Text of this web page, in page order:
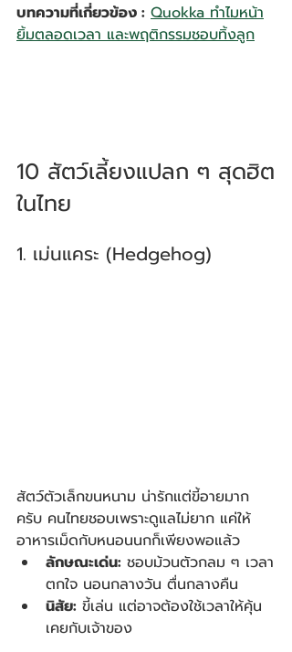
บทความที่เกี่ยวข้อง : Quokka ทำไมหน้า
ยิ้มตลอดเวลา และพฤติกรรมชอบทิ้งลูก
10 สัตว์เลี้ยงแปลก ๆ สุดฮิต
ในไทย
1. เม่นแคระ (Hedgehog)
สัตว์ตัวเล็กขนหนาม น่ารักแต่ขี้อายมาก
ครับ คนไทยชอบเพราะดูแลไม่ยาก แค่ให้
อาหารเม็ดกับหนอนนกก็เพียงพอแล้ว
ลักษณะเด่น: ชอบม้วนตัวกลม ๆ เวลา
ตกใจ นอนกลางวัน ตื่นกลางคืน
นิสัย: ขี้เล่น แต่อาจต้องใช้เวลาให้คุ้น
เคยกับเจ้าของ